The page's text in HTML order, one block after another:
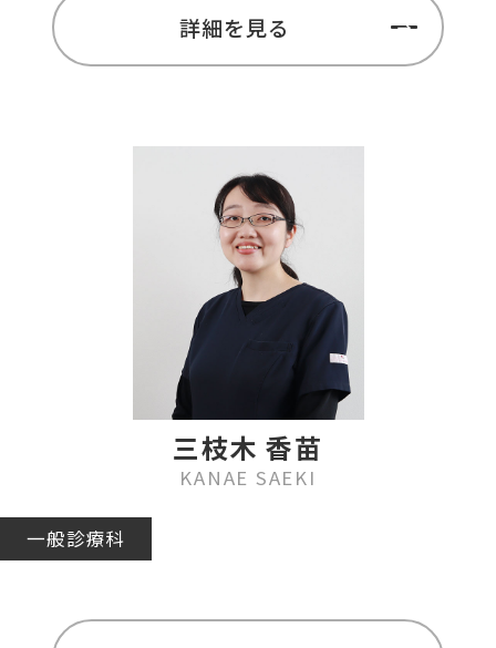
詳細を見る
三枝木 香苗
KANAE SAEKI
一般診療科